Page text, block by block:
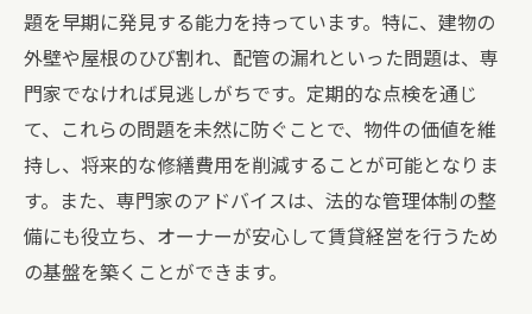
満足度が賃貸経営に与えるインパクト
快適な居住環境を提供するための工夫
入居者満足がリピーターを生む理由
トラブル解決の迅速さが賃貸物件の評価を上げ
る
トラブルシューティングの基本
迅速な対応で評価を上げる方法
題を早期に発見する能力を持っています。特に、建物の
外壁や屋根のひび割れ、配管の漏れといった問題は、専
門家でなければ見逃しがちです。定期的な点検を通じ
て、これらの問題を未然に防ぐことで、物件の価値を維
持し、将来的な修繕費用を削減することが可能となりま
す。また、専門家のアドバイスは、法的な管理体制の整
備にも役立ち、オーナーが安心して賃貸経営を行うため
の基盤を築くことができます。